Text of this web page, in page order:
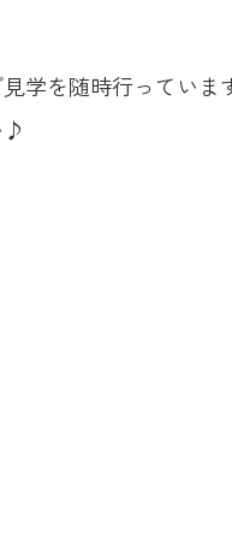
学を随時行っていま
♪